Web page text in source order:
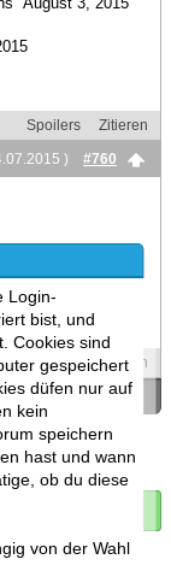
Login-
bist, und
Cookies sind
gespeichert
düfen nur auf
kein
speichern
hast und wann
ob du diese
von der Wahl
Spoilers
Zitieren
)
#760
Spoilers Zitieren
»